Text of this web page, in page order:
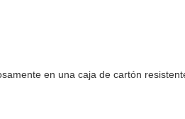
en una caja de cartón